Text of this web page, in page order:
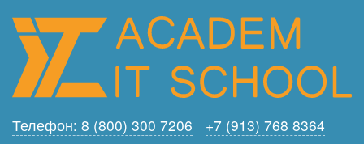
Телефон: 8 (800) 300 7206
+7 (913) 768 8364